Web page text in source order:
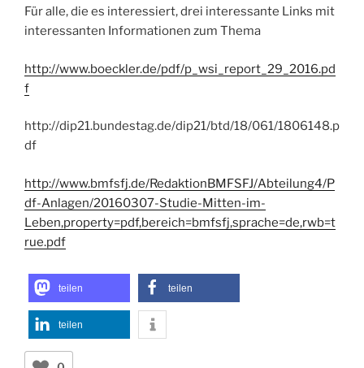
Für alle, die es interessiert, drei interessante Links mit
interessanten Informationen zum Thema
http://www.boeckler.de/pdf/p_wsi_report_29_2016.pd
f
http://dip21.bundestag.de/dip21/btd/18/061/1806148.p
df
http://www.bmfsfj.de/RedaktionBMFSFJ/Abteilung4/P
df-Anlagen/20160307-Studie-Mitten-im-
Leben,property=pdf,bereich=bmfsfj,sprache=de,rwb=t
rue.pdf
teilen teilen
teilen